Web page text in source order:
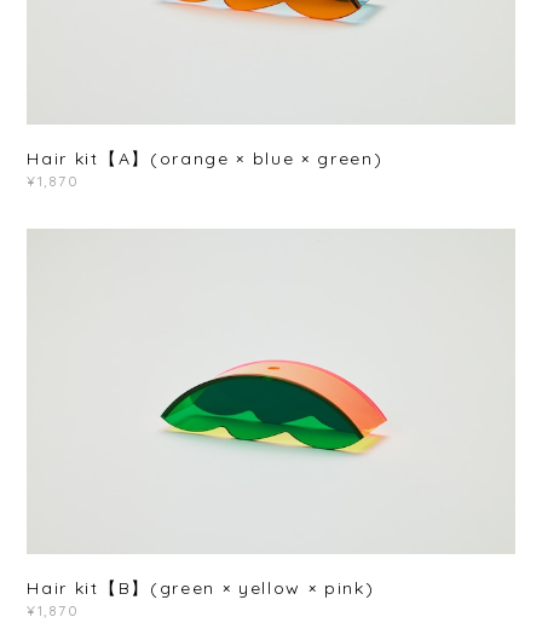
Hair kit【A】(orange × blue × green)
¥1,870
Hair kit【B】(green × yellow × pink)
¥1,870